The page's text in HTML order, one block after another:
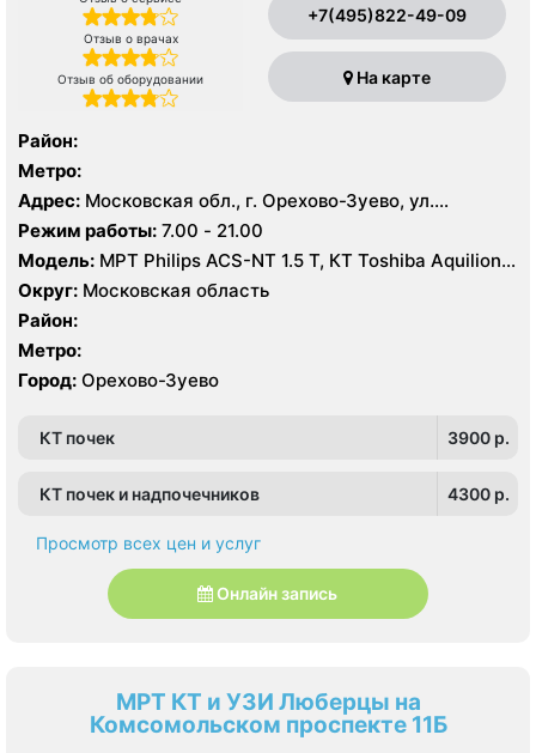
Отзыв о врачах
Отзыв об оборудовании
+7(495)822-49-09
На карте
Район:
Метро:
Адрес: Московская обл., г. Орехово-Зуево, ул.
Володарского, 14
Режим работы: 7.00 - 21.00
Модель: МРТ Philips ACS-NT 1.5 Т, КТ Toshiba Aquilion
64 среза, УЗИ
Округ: Московская область
Район:
Метро:
Город: Орехово-Зуево
КТ почек 3900 p.
КТ почек и надпочечников 4300 p.
Просмотр всех цен и услуг
Онлайн запись
МРТ КТ и УЗИ Люберцы на
Комсомольском проспекте 11Б